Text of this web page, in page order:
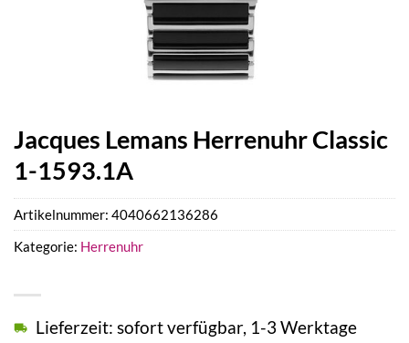
Jacques Lemans Herrenuhr Classic
1-1593.1A
Lieferzeit: sofort verfügbar, 1-3 Werktage
Artikelnummer: 4040662136286
Kategorie: Herrenuhr